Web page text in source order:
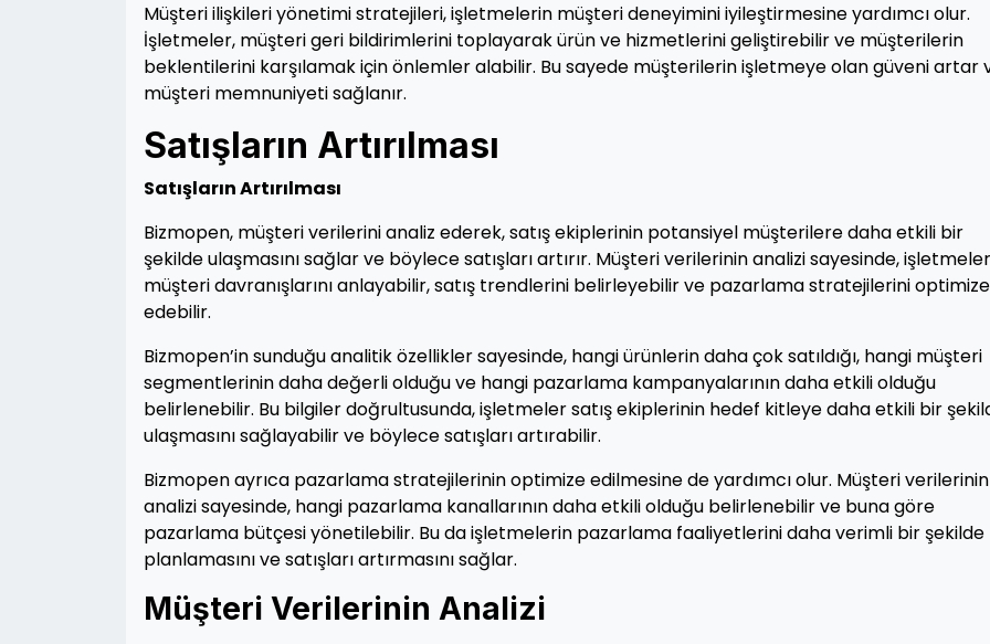
Müşteri ilişkileri yönetimi stratejileri, işletmelerin müşteri deneyimini iyileştirmesine yardımcı olur.
İşletmeler, müşteri geri bildirimlerini toplayarak ürün ve hizmetlerini geliştirebilir ve müşterilerin
beklentilerini karşılamak için önlemler alabilir. Bu sayede müşterilerin işletmeye olan güveni artar
müşteri memnuniyeti sağlanır.
Satışların Artırılması
Satışların Artırılması
Bizmopen, müşteri verilerini analiz ederek, satış ekiplerinin potansiyel müşterilere daha etkili bir
şekilde ulaşmasını sağlar ve böylece satışları artırır. Müşteri verilerinin analizi sayesinde, işletmeler
müşteri davranışlarını anlayabilir, satış trendlerini belirleyebilir ve pazarlama stratejilerini optimize
edebilir.
Bizmopen’in sunduğu analitik özellikler sayesinde, hangi ürünlerin daha çok satıldığı, hangi müşteri
segmentlerinin daha değerli olduğu ve hangi pazarlama kampanyalarının daha etkili olduğu
belirlenebilir. Bu bilgiler doğrultusunda, işletmeler satış ekiplerinin hedef kitleye daha etkili bir
ulaşmasını sağlayabilir ve böylece satışları artırabilir.
Bizmopen ayrıca pazarlama stratejilerinin optimize edilmesine de yardımcı olur. Müşteri verilerinin
analizi sayesinde, hangi pazarlama kanallarının daha etkili olduğu belirlenebilir ve buna göre
pazarlama bütçesi yönetilebilir. Bu da işletmelerin pazarlama faaliyetlerini daha verimli bir şekilde
planlamasını ve satışları artırmasını sağlar.
Müşteri Verilerinin Analizi